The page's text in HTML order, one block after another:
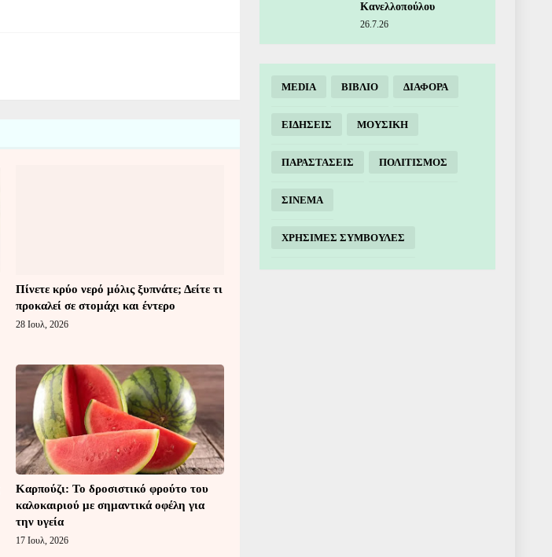
Πίνετε κρύο νερό μόλις ξυπνάτε; Δείτε τι
προκαλεί σε στομάχι και έντερο
28 Ιουλ, 2026
Καρπούζι: Το δροσιστικό φρούτο του
καλοκαιριού με σημαντικά οφέλη για
την υγεία
17 Ιουλ, 2026
Κανελλοπούλου
26.7.26
MEDIA ΒΙΒΛΙΟ ΔΙΑΦΟΡΑ
ΕΙΔΗΣΕΙΣ ΜΟΥΣΙΚΗ
ΠΑΡΑΣΤΑΣΕΙΣ ΠΟΛΙΤΙΣΜΟΣ
ΣΙΝΕΜΑ
ΧΡΗΣΙΜΕΣ ΣΥΜΒΟΥΛΕΣ